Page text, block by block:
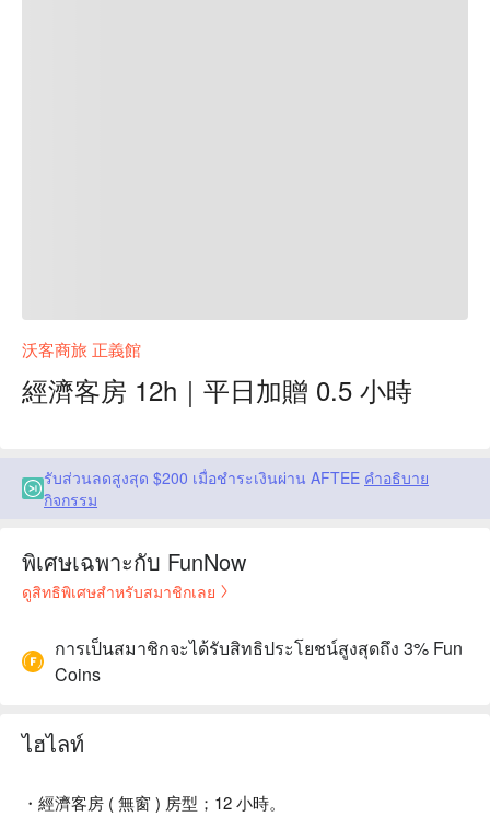
沃客商旅 正義館
經濟客房 12h｜平日加贈 0.5 小時
รับส่วนลดสูงสุด $200 เมื่อชำระเงินผ่าน AFTEE คำอธิบาย
กิจกรรม
พิเศษเฉพาะกับ FunNow
ดูสิทธิพิเศษสำหรับสมาชิกเลย
การเป็นสมาชิกจะได้รับสิทธิประโยชน์สูงสุดถึง 3% Fun
Coins
ไฮไลท์
・經濟客房 ( 無窗 ) 房型；12 小時。